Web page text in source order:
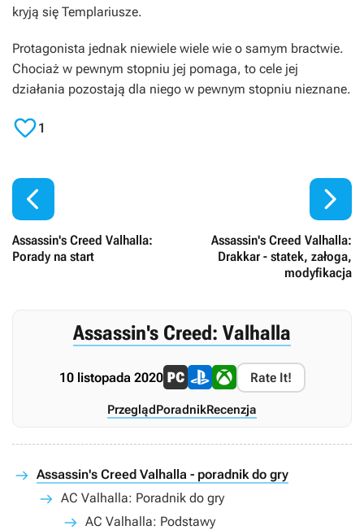
kryją się Templariusze.
Protagonista jednak niewiele wiele wie o samym bractwie.
Chociaż w pewnym stopniu jej pomaga, to cele jej
działania pozostają dla niego w pewnym stopniu nieznane.
1

Assassin's Creed Valhalla:
Porady na start
Assassin's Creed Valhalla:
Drakkar - statek, załoga,
modyfikacja

Assassin's Creed: Valhalla
10 listopada 2020 Rate It!
PrzeglądPoradnikRecenzja
Assassin's Creed Valhalla - poradnik do gry
AC Valhalla: Poradnik do gry
AC Valhalla: Podstawy